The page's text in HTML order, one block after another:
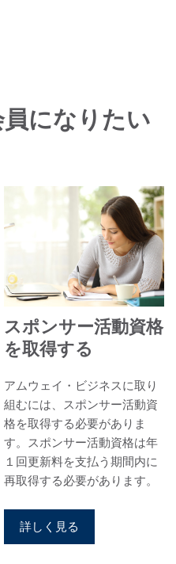
になりたい
スポンサー活動資格
を取得する
アムウェイ・ビジネスに取り
組むには、スポンサー活動資
格を取得する必要がありま
す。スポンサー活動資格は年
１回更新料を支払う期間内に
再取得する必要があります。
詳しく見る